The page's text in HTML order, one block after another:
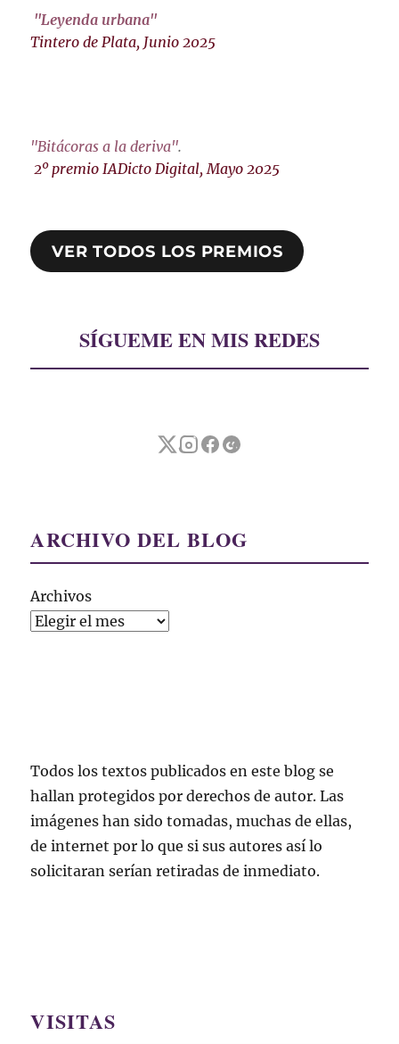
"Leyenda urbana"
Tintero de Plata, Junio 2025
"Bitácoras a la deriva".
2º premio IADicto Digital, Mayo 2025
VER TODOS LOS PREMIOS
SÍGUEME EN MIS REDES
ARCHIVO DEL BLOG
Archivos
Todos los textos publicados en este blog se
hallan protegidos por derechos de autor. Las
imágenes han sido tomadas, muchas de ellas,
de internet por lo que si sus autores así lo
solicitaran serían retiradas de inmediato.
VISITAS